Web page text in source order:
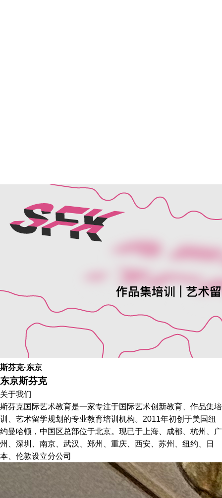
斯芬克·东京
东京斯芬克
关于我们
斯芬克国际艺术教育是一家专注于国际艺术创新教育、作品集培
训、艺术留学规划的专业教育培训机构。2011年初创于美国纽
约曼哈顿，中国区总部位于北京。现已于上海、成都、杭州、广
州、深圳、南京、武汉、郑州、重庆、西安、苏州、纽约、日
本、伦敦设立分公司